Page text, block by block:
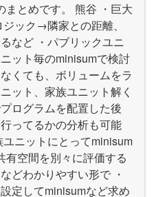
とめです。 熊谷 ・巨大
ック→隣家との距離、
など ・パブリックユニ
ット毎のminisumで検討
くても、ボリュームをラ
ット、家族ユニット解く
ログラムを配置した後
ってるかの分析も可能
ユニットにとってminisum
有空間を別々に評価する
どわかりやすい形で ・
定してminisumなど求め